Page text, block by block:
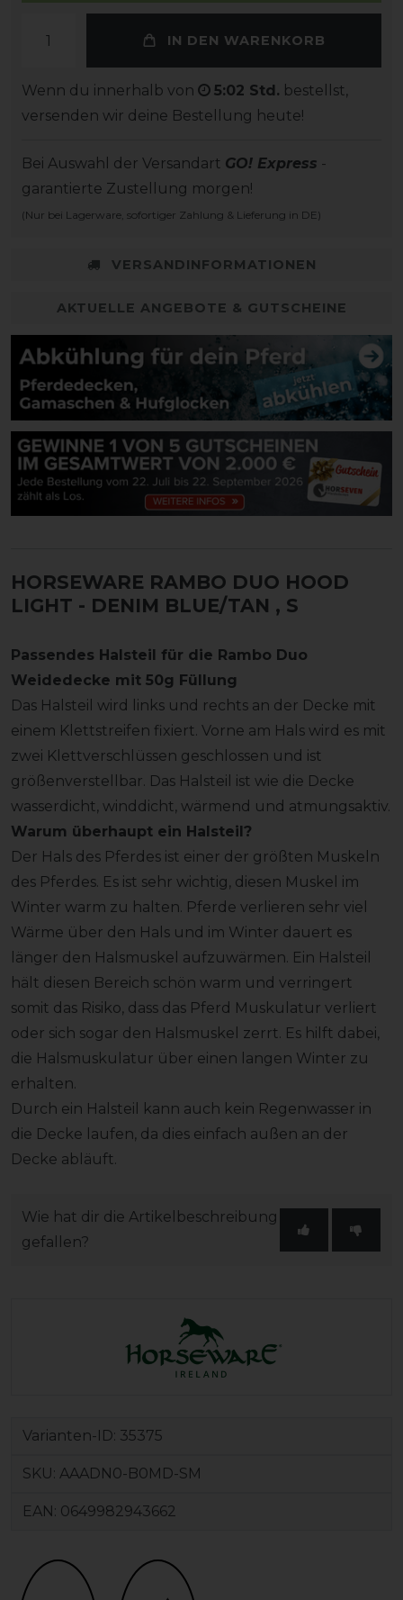
IN DEN WARENKORB
Wenn du innerhalb von 5:02 Std. bestellst,
versenden wir deine Bestellung heute!
Bei Auswahl der Versandart GO! Express -
garantierte Zustellung morgen!
(Nur bei Lagerware, sofortiger Zahlung & Lieferung in DE)
VERSANDINFORMATIONEN
AKTUELLE ANGEBOTE & GUTSCHEINE
HORSEWARE RAMBO DUO HOOD
LIGHT - DENIM BLUE/TAN , S
Passendes Halsteil für die Rambo Duo
Weidedecke mit 50g Füllung
Das Halsteil wird links und rechts an der Decke mit
einem Klettstreifen fixiert. Vorne am Hals wird es mit
zwei Klettverschlüssen geschlossen und ist
größenverstellbar. Das Halsteil ist wie die Decke
wasserdicht, winddicht, wärmend und atmungsaktiv.
Warum überhaupt ein Halsteil?
Der Hals des Pferdes ist einer der größten Muskeln
des Pferdes. Es ist sehr wichtig, diesen Muskel im
Winter warm zu halten. Pferde verlieren sehr viel
Wärme über den Hals und im Winter dauert es
länger den Halsmuskel aufzuwärmen. Ein Halsteil
hält diesen Bereich schön warm und verringert
somit das Risiko, dass das Pferd Muskulatur verliert
oder sich sogar den Halsmuskel zerrt. Es hilft dabei,
die Halsmuskulatur über einen langen Winter zu
erhalten.
Durch ein Halsteil kann auch kein Regenwasser in
die Decke laufen, da dies einfach außen an der
Decke abläuft.
Wie hat dir die Artikelbeschreibung
gefallen?
Varianten-ID: 35375
SKU: AAADN0-B0MD-SM
EAN: 0649982943662